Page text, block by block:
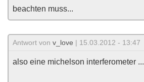
beachten muss...
Antwort von v_love | 15.03.2012 - 13:47
also eine michelson interferometer ...